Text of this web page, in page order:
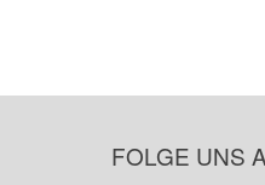
FOLGE UNS